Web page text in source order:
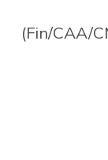
(Fin/CAA/